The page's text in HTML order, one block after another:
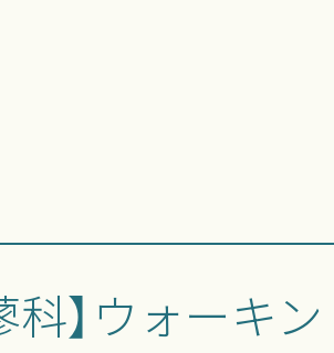
】ウォーキン